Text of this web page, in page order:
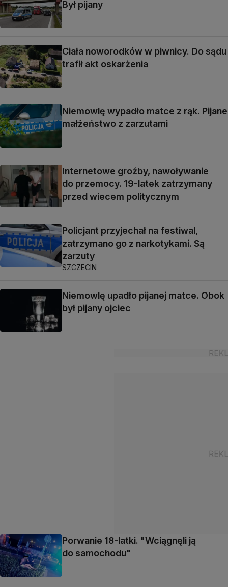
Był pijany
Ciała noworodków w piwnicy. Do sądu
trafił akt oskarżenia
Niemowlę wypadło matce z rąk. Pijane
małżeństwo z zarzutami
Internetowe groźby, nawoływanie
do przemocy. 19-latek zatrzymany
przed wiecem politycznym
Policjant przyjechał na festiwal,
zatrzymano go z narkotykami. Są
zarzuty
SZCZECIN
Niemowlę upadło pijanej matce. Obok
był pijany ojciec
Porwanie 18-latki. "Wciągnęli ją
do samochodu"